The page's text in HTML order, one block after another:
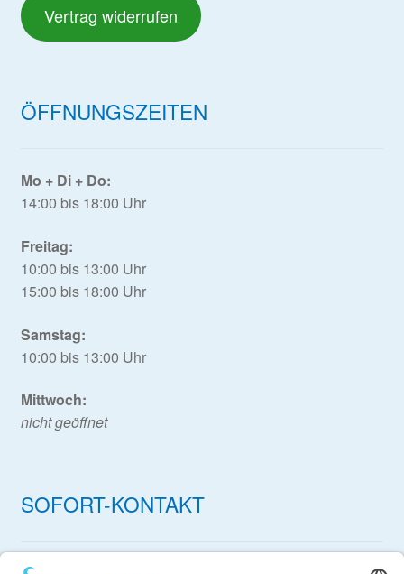
Vertrag widerrufen
ÖFFNUNGSZEITEN
Mo + Di + Do:
14:00 bis 18:00 Uhr
Freitag:
10:00 bis 13:00 Uhr
15:00 bis 18:00 Uhr
Samstag:
10:00 bis 13:00 Uhr
Mittwoch:
nicht geöffnet
SOFORT-KONTAKT